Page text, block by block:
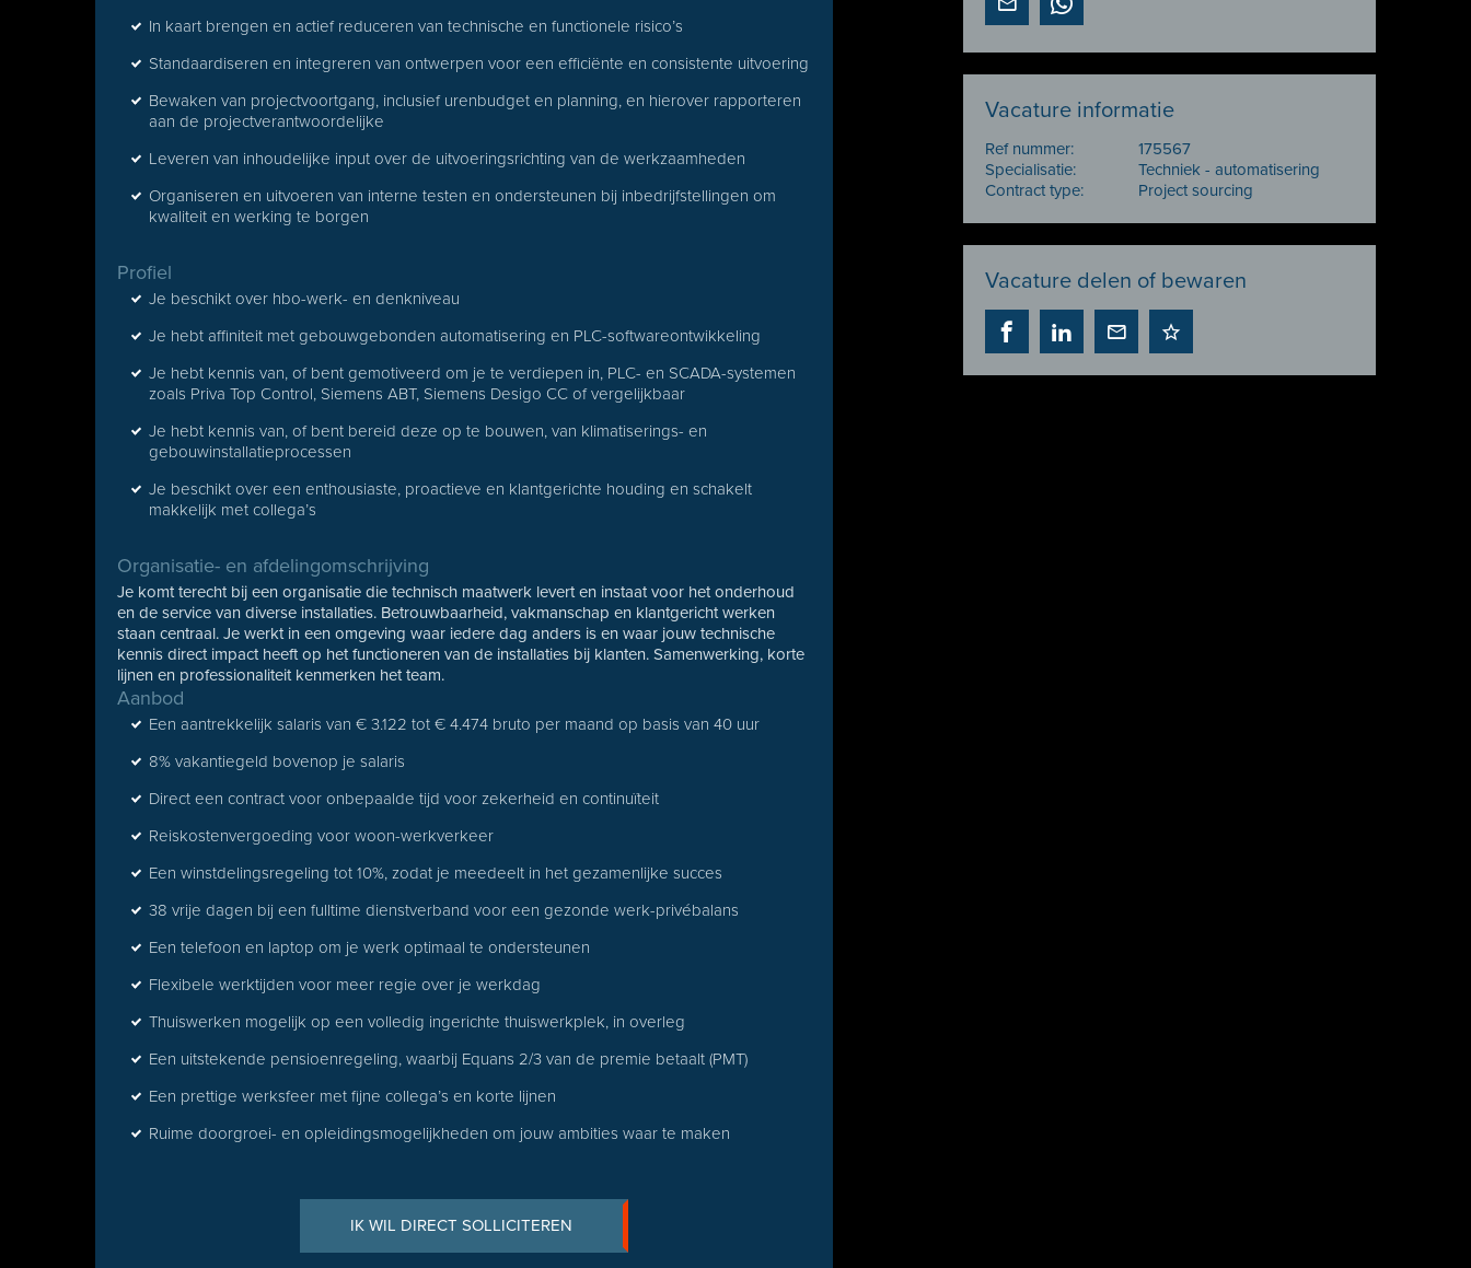
In kaart brengen en actief reduceren van technische en functionele risico’s
Standaardiseren en integreren van ontwerpen voor een efficiënte en consistente uitvoering
Bewaken van projectvoortgang, inclusief urenbudget en planning, en hierover rapporteren
aan de projectverantwoordelijke
Leveren van inhoudelijke input over de uitvoeringsrichting van de werkzaamheden
Organiseren en uitvoeren van interne testen en ondersteunen bij inbedrijfstellingen om
kwaliteit en werking te borgen
Profiel
Je beschikt over hbo-werk- en denkniveau
Je hebt affiniteit met gebouwgebonden automatisering en PLC-softwareontwikkeling
Je hebt kennis van, of bent gemotiveerd om je te verdiepen in, PLC- en SCADA-systemen
zoals Priva Top Control, Siemens ABT, Siemens Desigo CC of vergelijkbaar
Je hebt kennis van, of bent bereid deze op te bouwen, van klimatiserings- en
gebouwinstallatieprocessen
Je beschikt over een enthousiaste, proactieve en klantgerichte houding en schakelt
makkelijk met collega’s
Organisatie- en afdelingomschrijving
Je komt terecht bij een organisatie die technisch maatwerk levert en instaat voor het onderhoud
en de service van diverse installaties. Betrouwbaarheid, vakmanschap en klantgericht werken
staan centraal. Je werkt in een omgeving waar iedere dag anders is en waar jouw technische
kennis direct impact heeft op het functioneren van de installaties bij klanten. Samenwerking, korte
lijnen en professionaliteit kenmerken het team.
Aanbod
Een aantrekkelijk salaris van € 3.122 tot € 4.474 bruto per maand op basis van 40 uur
8% vakantiegeld bovenop je salaris
Direct een contract voor onbepaalde tijd voor zekerheid en continuïteit
Reiskostenvergoeding voor woon-werkverkeer
Een winstdelingsregeling tot 10%, zodat je meedeelt in het gezamenlijke succes
38 vrije dagen bij een fulltime dienstverband voor een gezonde werk-privébalans
Een telefoon en laptop om je werk optimaal te ondersteunen
Flexibele werktijden voor meer regie over je werkdag
Thuiswerken mogelijk op een volledig ingerichte thuiswerkplek, in overleg
Een uitstekende pensioenregeling, waarbij Equans 2/3 van de premie betaalt (PMT)
Een prettige werksfeer met fijne collega’s en korte lijnen
Ruime doorgroei- en opleidingsmogelijkheden om jouw ambities waar te maken
IK WIL DIRECT SOLLICITEREN
Vacature informatie
Ref nummer:
175567
Specialisatie:
Techniek - automatisering
Contract type:
Project sourcing
Vacature delen of bewaren